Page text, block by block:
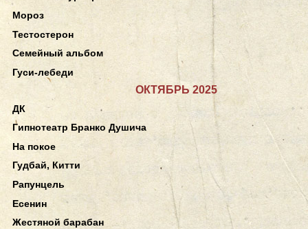
Мороз
Тестостерон
Семейный альбом
Гуси-лебеди
ОКТЯБРЬ 2025
ДК
Гипнотеатр Бранко Душича
На покое
Гудбай, Китти
Рапунцель
Есенин
Жестяной барабан